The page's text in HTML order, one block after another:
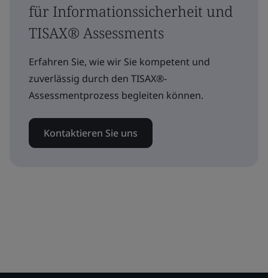
für Informationssicherheit und
TISAX® Assessments
Erfahren Sie, wie wir Sie kompetent und
zuverlässig durch den TISAX®-
Assessmentprozess begleiten können.
Kontaktieren Sie uns